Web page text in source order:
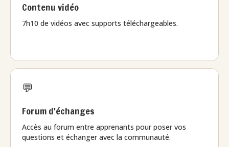
Contenu vidéo
7h10 de vidéos avec supports téléchargeables.
💬
Forum d'échanges
Accès au forum entre apprenants pour poser vos
questions et échanger avec la communauté.